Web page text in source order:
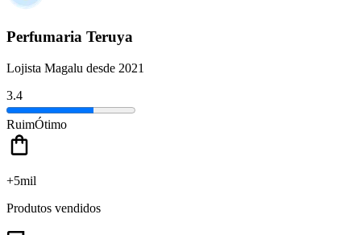
Perfumaria Teruya
Lojista Magalu desde 2021
3.4
RuimÓtimo
+5mil
Produtos vendidos